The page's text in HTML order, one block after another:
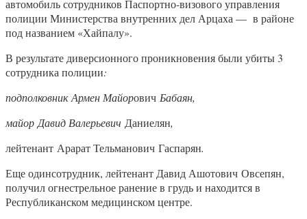
автомобиль сотрудников Паспортно-визового управления
полиции Министерства внутренних дел Арцаха — в районе
под названием «Хайпалу».
В результате диверсионного проникновения были убиты 3
сотрудника полиции:
подполковник Армен Майорович Бабаян,
майор Давид Валерьевич Даниелян,
лейтенант Арарат Тельманович Гаспарян.
Еще одинсотрудник, лейтенант Давид Ашотович Овсепян,
получил огнестрельное ранение в грудь и находится в
Республиканском медицинском центре.